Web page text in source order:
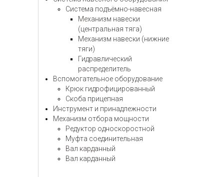
Система подъёмно-навесная
Механизм навески
(центральная тяга)
Механизм навески (нижние
тяги)
Гидравлический
распределитель
Вспомогательное оборудование
Крюк гидрофицированный
Скоба прицепная
Инструмент и принадлежности
Механизм отбора мощности
Редуктор односкоростной
Муфта соединительная
Вал карданный
Вал карданный